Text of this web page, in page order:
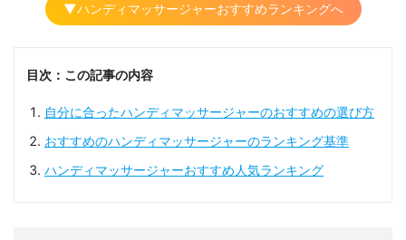
▼ハンディマッサージャーおすすめランキングへ
目次：この記事の内容
自分に合ったハンディマッサージャーのおすすめの選び方
おすすめのハンディマッサージャーのランキング基準
ハンディマッサージャーおすすめ人気ランキング